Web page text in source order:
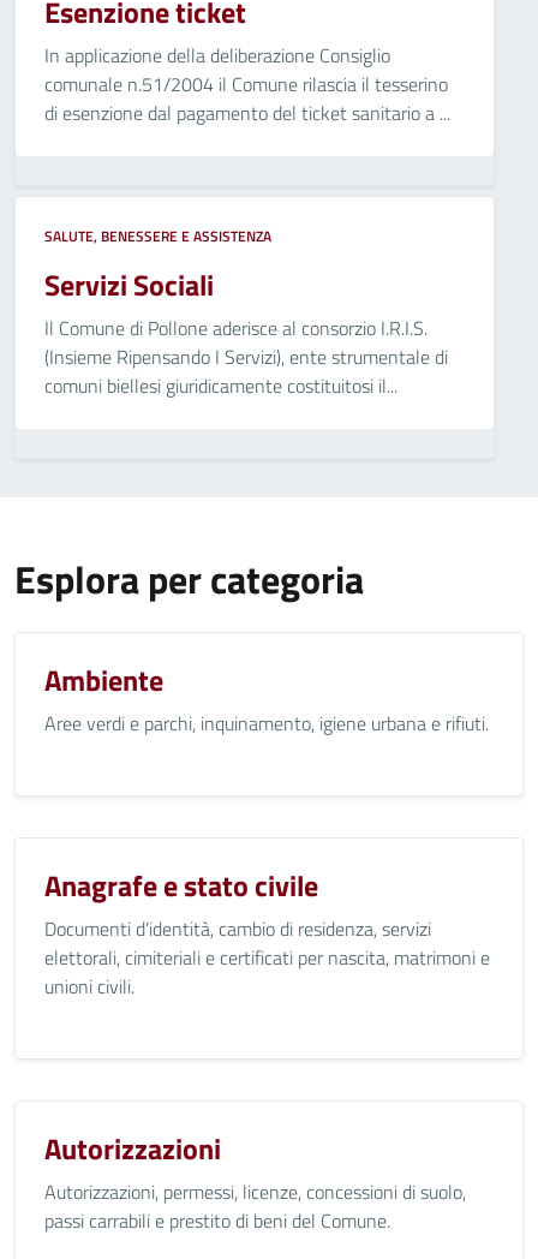
Esenzione ticket
In applicazione della deliberazione Consiglio
comunale n.51/2004 il Comune rilascia il tesserino
di esenzione dal pagamento del ticket sanitario a ...
SALUTE, BENESSERE E ASSISTENZA
Servizi Sociali
Il Comune di Pollone aderisce al consorzio I.R.I.S.
(Insieme Ripensando I Servizi), ente strumentale di
comuni biellesi giuridicamente costituitosi il...
Esplora per categoria
Ambiente
Aree verdi e parchi, inquinamento, igiene urbana e rifiuti.
Anagrafe e stato civile
Documenti d’identità, cambio di residenza, servizi
elettorali, cimiteriali e certificati per nascita, matrimoni e
unioni civili.
Autorizzazioni
Autorizzazioni, permessi, licenze, concessioni di suolo,
passi carrabili e prestito di beni del Comune.